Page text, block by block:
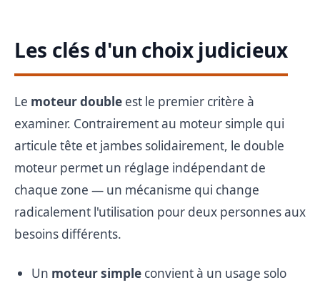
Les clés d'un choix judicieux
Le moteur double est le premier critère à
examiner. Contrairement au moteur simple qui
articule tête et jambes solidairement, le double
moteur permet un réglage indépendant de
chaque zone — un mécanisme qui change
radicalement l'utilisation pour deux personnes aux
besoins différents.
Un moteur simple convient à un usage solo